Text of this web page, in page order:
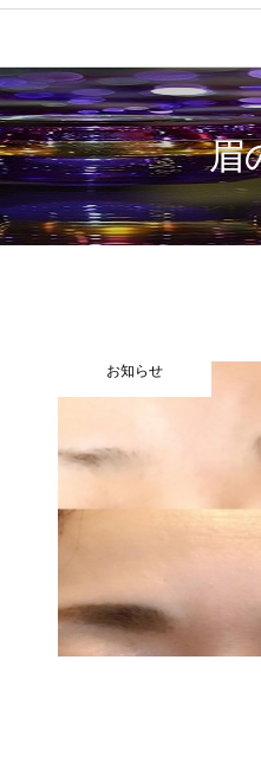
眉
お知らせ